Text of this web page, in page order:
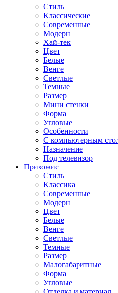
Стиль
Классические
Современные
Модерн
Хай-тек
Цвет
Белые
Венге
Светлые
Темные
Размер
Мини стенки
Форма
Угловые
Особенности
С компьютерным
Назначение
Под телевизор
Прихожие
Стиль
Классика
Современные
Модерн
Цвет
Белые
Венге
Светлые
Темные
Размер
Малогабаритные
Форма
Угловые
Отделка и материал